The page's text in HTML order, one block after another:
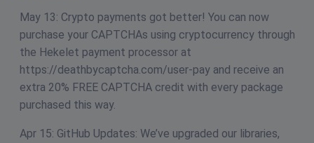
May 13: Crypto payments got better! You can now
purchase your CAPTCHAs using cryptocurrency through
the Hekelet payment processor at
https://deathbycaptcha.com/user-pay and receive an
extra 20% FREE CAPTCHA credit with every package
purchased this way.
Apr 15: GitHub Updates: We’ve upgraded our libraries,